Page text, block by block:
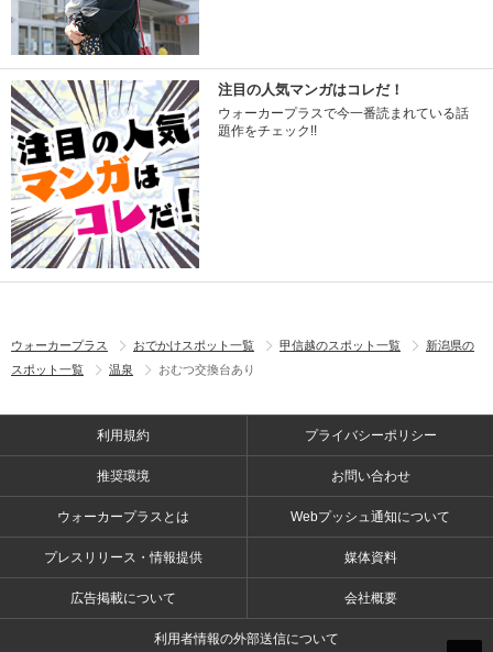
注目の人気マンガはコレだ！
ウォーカープラスで今一番読まれている話
題作をチェック!!
ウォーカープラス おでかけスポット一覧 甲信越のスポット一覧
新潟県の
スポット一覧
温泉 おむつ交換台あり
利用規約 プライバシーポリシー
推奨環境 お問い合わせ
ウォーカープラスとは Webプッシュ通知について
プレスリリース・情報提供 媒体資料
広告掲載について 会社概要
利用者情報の外部送信について